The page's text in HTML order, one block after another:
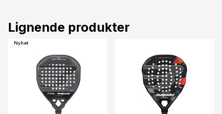
Lignende produkter
Nyhet